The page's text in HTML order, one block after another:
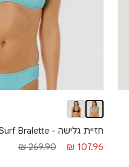
חזיית גלישה - Vibe Surf Bralette
מחיר
107.96 ₪
מחיר
269.90 ₪